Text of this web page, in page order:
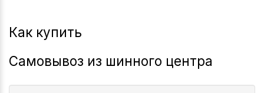
Как купить
Самовывоз из шинного центра